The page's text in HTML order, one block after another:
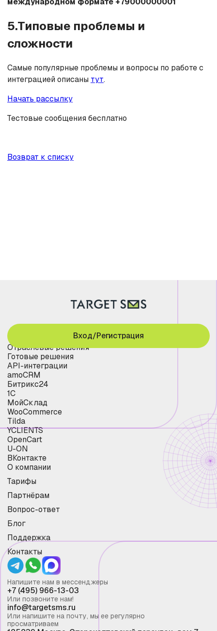
5.Типовые проблемы и
сложности
Самые популярные проблемы и вопросы по работе с
интеграцией описаны тут.
Начать рассылку
Тестовые сообщения бесплатно
Возврат к списку
Отраслевые решения
Готовые решения
API-интеграции
amoCRM
Битрикс24
1С
МойСклад
WooCommerce
Tilda
YCLIENTS
OpenCart
U-ON
ВКонтакте
О компании
Тарифы
Партнёрам
Вопрос-ответ
Блог
Поддержка
Контакты
Вход/Регистрация
Напишите нам в мессенджеры
+7 (495) 966-13-03
Или позвоните нам!
info@targetsms.ru
Или напишите на почту, мы ее регулярно
просматриваем